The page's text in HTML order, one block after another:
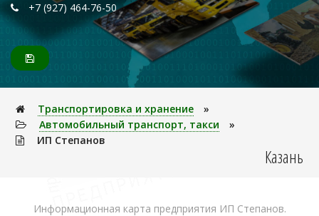
+7 (927) 464-76-50
Транспортировка и хранение
»
Автомобильный транспорт, такси
»
ИП Степанов
Казань
Информационная карта предприятия ИП Степанов.